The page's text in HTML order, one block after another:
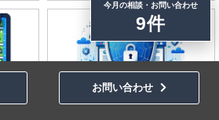
今月の相談・お問い合わせ
9件
お問い合わせ